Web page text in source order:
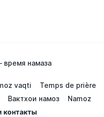
время намаза
vaqti
Temps de prière
Вактхои намоз
Namoz
контакты